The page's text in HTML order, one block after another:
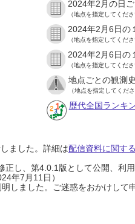
2024年2月の日
（地点を指定してくださ
2024年2月6日の
（地点を指定してくださ
2024年2月6日の
（地点を指定してくださ
地点ごとの観測
（地点を指定してくださ
歴代全国ランキ
ました。詳細は配信資料に関す
し、第4.0.1版として公開、利
年7月11日）
しました。ご迷惑をおかけして